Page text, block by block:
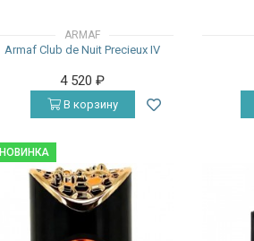
ARMAF
Armaf Club de Nuit Precieux IV
4 520₽
В корзину
НОВИНКА